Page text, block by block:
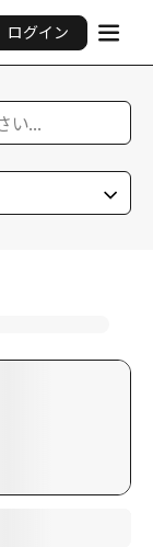
ログイン
い...